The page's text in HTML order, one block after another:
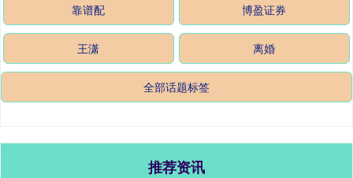
靠谱配 博盈证券
王潇 离婚
全部话题标签
推荐资讯